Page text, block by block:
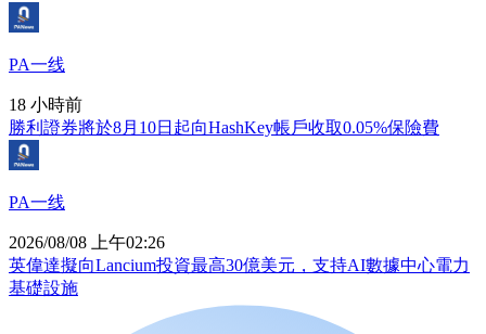
PA一线
18 小時前
勝利證券將於8月10日起向HashKey帳戶收取0.05%保險費
PA一线
2026/08/08 上午02:26
英偉達擬向Lancium投資最高30億美元，支持AI數據中心電力
基礎設施